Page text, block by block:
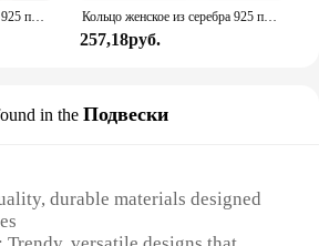
Женское кольцо из серебра 925 пробы с красным Цирконом Кольцо женское из серебра 925 пробы с голубым цветом
257,18руб.
in the Подвески
durable materials designed